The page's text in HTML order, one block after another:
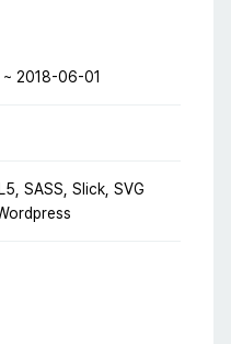
2018-06-01
SASS Slick SVG